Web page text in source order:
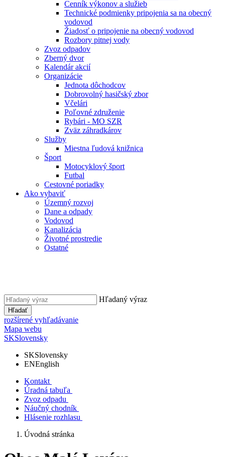
Cenník výkonov a služieb
Technické podmienky pripojenia sa na obecný
vodovod
Žiadosť o pripojenie na obecný vodovod
Rozbory pitnej vody
Zvoz odpadov
Zberný dvor
Kalendár akcií
Organizácie
Jednota dôchodcov
Dobrovolný hasičský zbor
Včelári
Poľovné združenie
Rybári - MO SZR
Zväz záhradkárov
Služby
Miestna ľudová knižnica
Šport
Motocyklový šport
Futbal
Cestovné poriadky
Ako vybaviť
Územný rozvoj
Dane a odpady
Vodovod
Kanalizácia
Životné prostredie
Ostatné
Hľadaný výraz
Hľadať
rozšírené vyhľadávanie
Mapa webu
SKSlovensky
SKSlovensky
ENEnglish
Kontakt
Úradná tabuľa
Zvoz odpadu
Náučný chodník
Hlásenie rozhlasu
Úvodná stránka